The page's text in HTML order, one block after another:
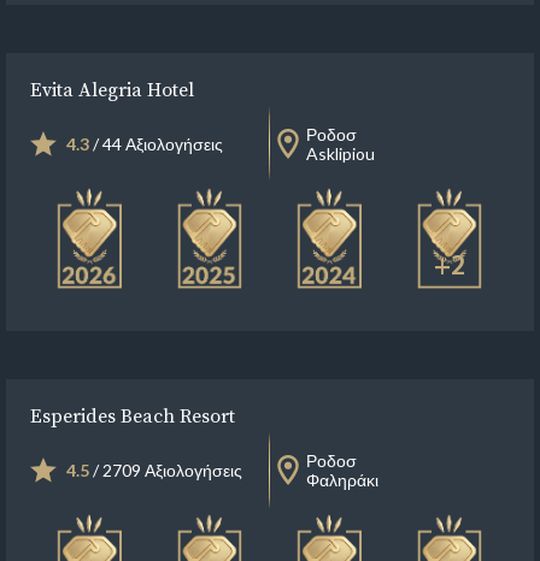
Evita Alegria Hotel
4.3/ 44 Αξιολογήσεις
Ροδοσ
Asklipiou
+2
Esperides Beach Resort
4.5/ 2709 Αξιολογήσεις
Ροδοσ
Φαληράκι